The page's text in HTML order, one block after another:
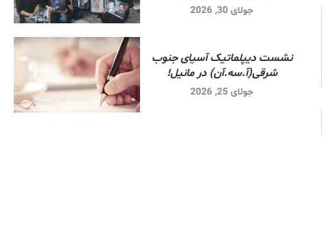
جولای 30, 2026
نشست دیپلماتیک آسیای جنوب
شرقی‌(آ.سه.آن) در مانیل!
جولای 25, 2026